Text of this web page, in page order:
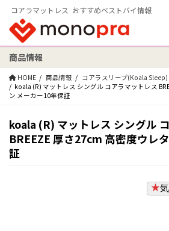
コアラマットレス おすすめベストバイ情報
検索:
商品情報
HOME 商品情報
コアラスリープ(Koala Sleep)
koala (R) マットレス シングル コアラマットレス
ン メーカー10年保証
koala (R) マットレス シングル
BREEZE 厚さ27cm 高密度ウレ
証